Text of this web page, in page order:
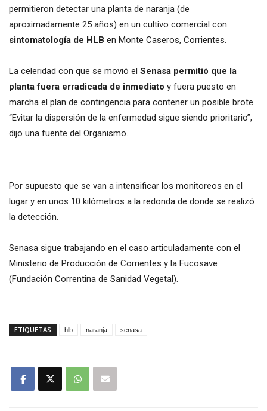
permitieron detectar una planta de naranja (de
aproximadamente 25 años) en un cultivo comercial con
sintomatología de HLB en Monte Caseros, Corrientes.
La celeridad con que se movió el Senasa permitió que la
planta fuera erradicada de inmediato y fuera puesto en
marcha el plan de contingencia para contener un posible brote.
“Evitar la dispersión de la enfermedad sigue siendo prioritario”,
dijo una fuente del Organismo.
Por supuesto que se van a intensificar los monitoreos en el
lugar y en unos 10 kilómetros a la redonda de donde se realizó
la detección.
Senasa sigue trabajando en el caso articuladamente con el
Ministerio de Producción de Corrientes y la Fucosave
(Fundación Correntina de Sanidad Vegetal).
ETIQUETAS hlb naranja senasa